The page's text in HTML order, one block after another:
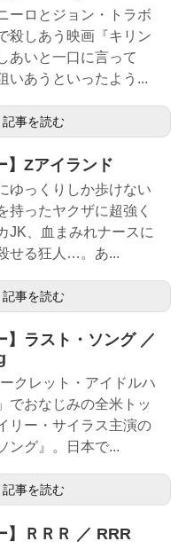
ーロとジョン・トラボ
殺しあう映画『キリン
あいと一口に言って
いあうといったよう...
記事を読む
】Zアイランド
ゆっくりしか歩けない
持ったヤクザに超強く
JK、血まみれナースに
せる狂人…。あ...
記事を読む
】ラスト・ソング ／
クレット・アイドルハ
でおなじみの全米トッ
リー・サイラス主演の
ング』。日本で...
記事を読む
】ＲＲＲ ／ RRR